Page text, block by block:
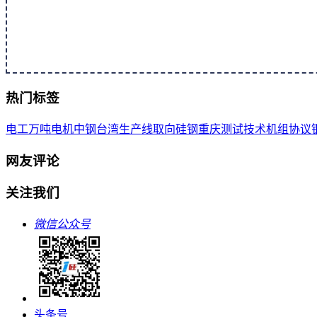
热门标签
电工万吨电机中钢台湾生产线取向硅钢重庆测试技术机组协议
网友评论
关注我们
微信公众号
头条号